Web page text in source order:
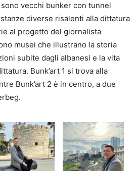
vecchi bunker con tunnel
diverse risalenti alla dittatura
al progetto del giornalista
musei che illustrano la storia
subite dagli albanesi e la vita
Bunk’art 1 si trova alla
Bunk’art 2 è in centro, a due